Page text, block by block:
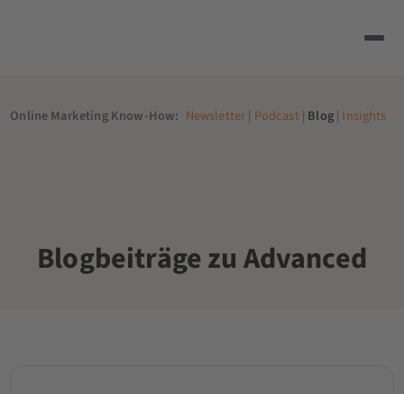
Online Marketing Know-How: Newsletter| Podcast| Blog| Insights
Blogbeiträge zu Advanced